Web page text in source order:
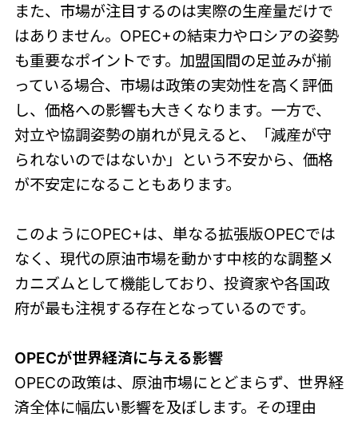
また、市場が注目するのは実際の生産量だけで
はありません。OPEC+の結束力やロシアの姿勢
も重要なポイントです。加盟国間の足並みが揃
っている場合、市場は政策の実効性を高く評価
し、価格への影響も大きくなります。一方で、
対立や協調姿勢の崩れが見えると、「減産が守
られないのではないか」という不安から、価格
が不安定になることもあります。
このようにOPEC+は、単なる拡張版OPECでは
なく、現代の原油市場を動かす中核的な調整メ
カニズムとして機能しており、投資家や各国政
府が最も注視する存在となっているのです。
OPECが世界経済に与える影響
OPECの政策は、原油市場にとどまらず、世界経
済全体に幅広い影響を及ぼします。その理由